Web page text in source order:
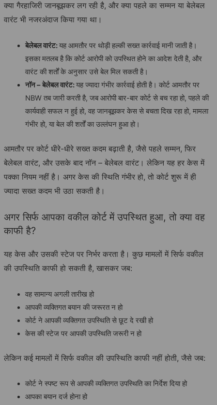
क्या गैरहाजिरी जानबूझकर लग रही है, और क्या पहले का सम्मन या बेलेबल
वारंट भी नजरअंदाज किया गया था।
बेलेबल वारंट:यह आमतौर पर थोड़ी हल्की सख्त कार्रवाई मानी जाती है।
इसका मतलब है कि कोर्ट आरोपी को उपस्थित होने का आदेश देती है, और
वारंट की शर्तों के अनुसार उसे बेल मिल सकती है।
नॉन – बेलेबल वारंट:यह ज्यादा गंभीर कार्रवाई होती है। कोर्ट आमतौर पर
NBW तब जारी करती है, जब आरोपी बार-बार कोर्ट से बच रहा हो, पहले की
कार्यवाही सफल न हुई हो, वह जानबूझकर केस से बचता दिख रहा हो, मामला
गंभीर हो, या बेल की शर्तों का उल्लंघन हुआ हो।
आमतौर पर कोर्ट धीरे-धीरे सख्त कदम बढ़ाती है, जैसे पहले सम्मन, फिर
बेलेबल वारंट, और उसके बाद नॉन – बेलेबल वारंट। लेकिन यह हर केस में
पक्का नियम नहीं है। अगर केस की स्थिति गंभीर हो, तो कोर्ट शुरू में ही
ज्यादा सख्त कदम भी उठा सकती है।
अगर सिर्फ आपका वकील कोर्ट में उपस्थित हुआ, तो क्या वह
काफी है?
यह केस और उसकी स्टेज पर निर्भर करता है। कुछ मामलों में सिर्फ वकील
की उपस्थिति काफी हो सकती है, खासकर जब:
वह सामान्य अगली तारीख हो
आपकी व्यक्तिगत बयान की जरूरत न हो
कोर्ट ने आपकी व्यक्तिगत उपस्थिति से छूट दे रखी हो
केस की स्टेज पर आपकी उपस्थिति जरूरी न हो
लेकिन कई मामलों में सिर्फ वकील की उपस्थिति काफी नहीं होती, जैसे जब:
कोर्ट ने स्पष्ट रूप से आपकी व्यक्तिगत उपस्थिति का निर्देश दिया हो
आपका बयान दर्ज होना हो